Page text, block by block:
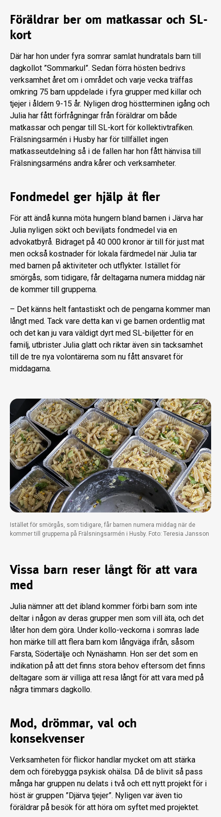
Föräldrar ber om matkassar och SL-
kort
Där har hon under fyra somrar samlat hundratals barn till
dagkollot ”Sommarkul”. Sedan förra hösten bedrivs
verksamhet året om i området och varje vecka träffas
omkring 75 barn uppdelade i fyra grupper med killar och
tjejer i åldern 9-15 år. Nyligen drog höstterminen igång och
Julia har fått förfrågningar från föräldrar om både
matkassar och pengar till SL-kort för kollektivtrafiken.
Frälsningsarmén i Husby har för tillfället ingen
matkasseutdelning så i de fallen har hon fått hänvisa till
Frälsningsarméns andra kårer och verksamheter.
Fondmedel ger hjälp åt fler
För att ändå kunna möta hungern bland barnen i Järva har
Julia nyligen sökt och beviljats fondmedel via en
advokatbyrå. Bidraget på 40 000 kronor är till för just mat
men också kostnader för lokala färdmedel när Julia tar
med barnen på aktiviteter och utflykter. Istället för
smörgås, som tidigare, får deltagarna numera middag när
de kommer till grupperna.
– Det känns helt fantastiskt och de pengarna kommer man
långt med. Tack vare detta kan vi ge barnen ordentlig mat
och det kan ju vara väldigt dyrt med SL-biljetter för en
familj, utbrister Julia glatt och riktar även sin tacksamhet
till de tre nya volontärerna som nu fått ansvaret för
middagarna.
Istället för smörgås, som tidigare, får barnen numera middag när de
kommer till grupperna på Frälsningsarmén i Husby. Foto: Teresia Jansson
Vissa barn reser långt för att vara
med
Julia nämner att det ibland kommer förbi barn som inte
deltar i någon av deras grupper men som vill äta, och det
låter hon dem göra. Under kollo-veckorna i somras lade
hon märke till att flera barn kom långväga ifrån, såsom
Farsta, Södertälje och Nynäshamn. Hon ser det som en
indikation på att det finns stora behov eftersom det finns
deltagare som är villiga att resa långt för att vara med på
några timmars dagkollo.
Mod, drömmar, val och
konsekvenser
Verksamheten för flickor handlar mycket om att stärka
dem och förebygga psykisk ohälsa. Då de blivit så pass
många har gruppen nu delats i två och ett nytt projekt för i
höst är gruppen ”Djärva tjejer”. Nyligen var även tio
föräldrar på besök för att höra om syftet med projektet.